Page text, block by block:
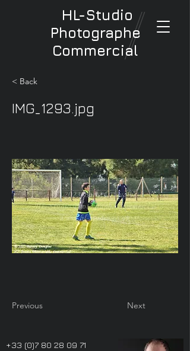
HL-Studio
Photographe
Commercial
< Back
IMG_1293.jpg
Previous Next
+33 (0)7 80 28 09 71